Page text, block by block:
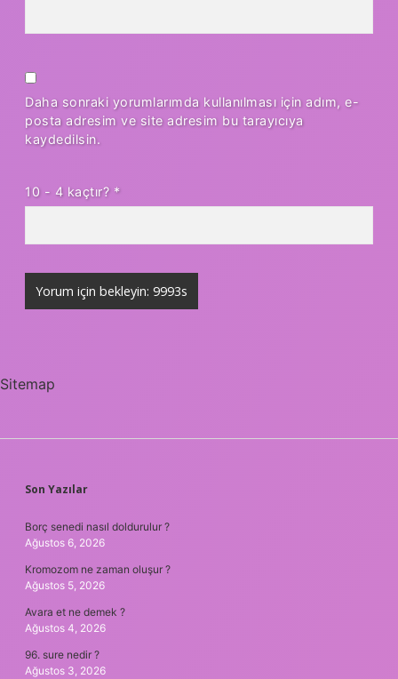
Daha sonraki yorumlarımda kullanılması için adım, e-
posta adresim ve site adresim bu tarayıcıya
kaydedilsin.
10 - 4 kaçtır? *
Sitemap
SIDEBAR
Son Yazılar
Borç senedi nasıl doldurulur ?
Ağustos 6, 2026
Kromozom ne zaman oluşur ?
Ağustos 5, 2026
Avara et ne demek ?
Ağustos 4, 2026
96. sure nedir ?
Ağustos 3, 2026